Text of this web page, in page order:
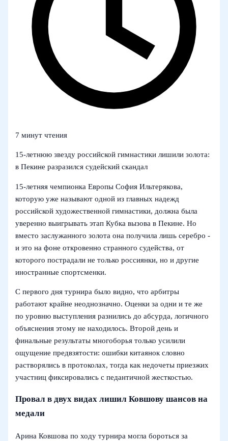
7 минут чтения
15-летнюю звезду российской гимнастики лишили золота:
в Пекине разразился судейский скандал
15-летняя чемпионка Европы София Ильтерякова,
которую уже называют одной из главных надежд
российской художественной гимнастики, должна была
уверенно выигрывать этап Кубка вызова в Пекине. Но
вместо заслужанного золота она получила лишь серебро -
и это на фоне откровенно странного судейства, от
которого пострадали не только россиянки, но и другие
иностранные спортсменки.
С первого дня турнира было видно, что арбитры
работают крайне неоднозначно. Оценки за одни и те же
по уровню выступления разнились до абсурда, логичного
объяснения этому не находилось. Второй день и
финальные результаты многоборья только усилили
ощущение предвзятости: ошибки китаянок словно
растворялись в протоколах, тогда как недочеты приезжих
участниц фиксировались с педантичной жесткостью.
Провал в двух видах лишил Ковшову шансов на
медали
Арина Ковшова по ходу турнира могла бороться за